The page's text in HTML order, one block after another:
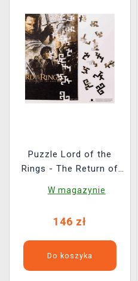
Puzzle Lord of the
Rings - The Return of
W magazynie
146 zł
Do koszyka